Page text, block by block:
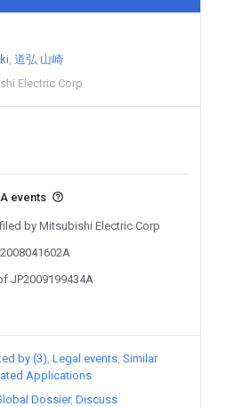
道弘 山崎
Electric Corp
events
by Mitsubishi Electric Corp
JP2009199434A
by (3) Legal events Similar
Applications
Dossier Discuss